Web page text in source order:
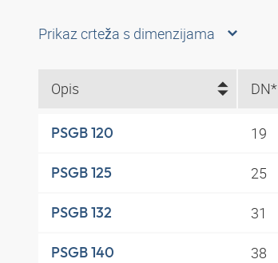
Prikaz crteža s dimenzijama
Opis DN*
PSGB 120 19
PSGB 125 25
PSGB 132 31
PSGB 140 38